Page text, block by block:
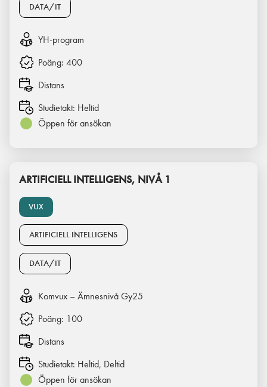
DATA/IT
YH-program
Poäng: 400
Distans
Studietakt: Heltid
Öppen för ansökan
VUX
ARTIFICIELL INTELLIGENS, NIVÅ 1
ARTIFICIELL INTELLIGENS
DATA/IT
Komvux – Ämnesnivå Gy25
Poäng: 100
Distans
Studietakt: Heltid, Deltid
Öppen för ansökan